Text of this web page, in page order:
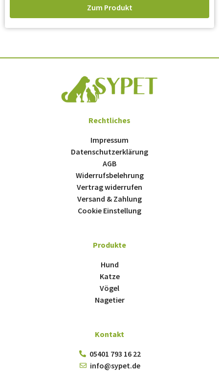
Zum Produkt
Rechtliches
Impressum
Datenschutzerklärung
AGB
Widerrufsbelehrung
Vertrag widerrufen
Versand & Zahlung
Cookie Einstellung
Produkte
Hund
Katze
Vögel
Nagetier
Kontakt
05401 793 16 22
info@sypet.de